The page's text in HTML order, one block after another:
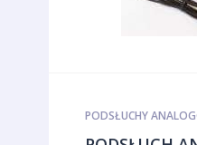
PODSŁUCHY